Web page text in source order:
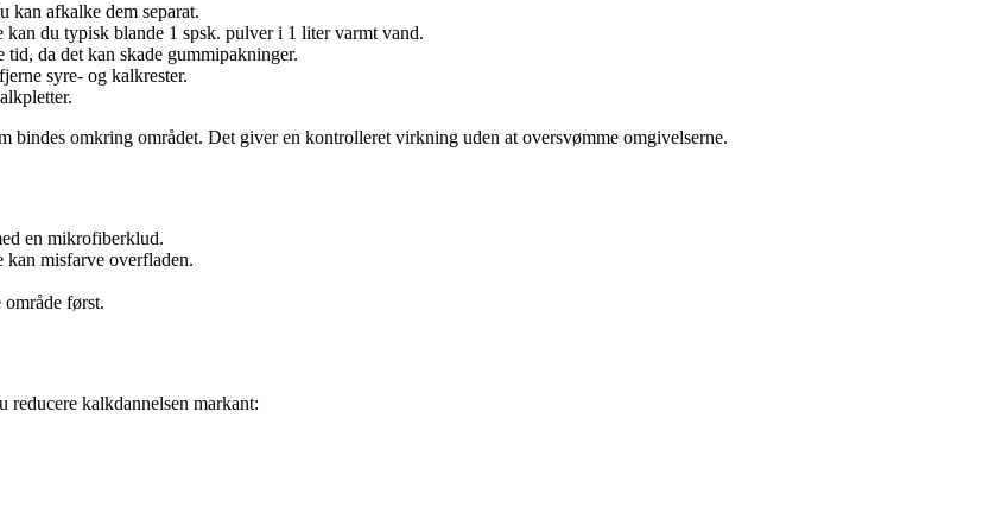
kan afkalke dem separat.
du typisk blande 1 spsk. pulver i 1 liter varmt vand.
da det kan skade gummipakninger.
syre- og kalkrester.
bindes omkring området. Det giver en kontrolleret virkning uden at oversvømme omgivelserne.
en mikrofiberklud.
kan misfarve overfladen.
først.
kalkdannelsen markant: